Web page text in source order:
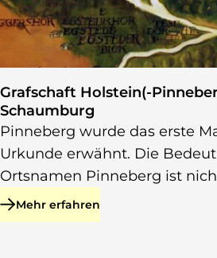
Grafschaft Holstein(-
Schaumburg
Pinneberg wurde das erste
Urkunde erwähnt. Die
Ortsnamen Pinneberg ist
Mehr erfahren
zu Grafschaft Holstein(-Pinneberg)